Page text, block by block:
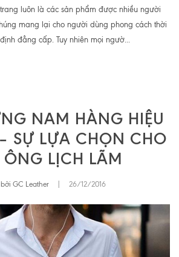
luôn là các sản phẩm được nhiều người
mang lại cho người dùng phong cách thời
đẳng cấp. Tuy nhiên mọi ngườ...
NAM HÀNG HIỆU
SỰ LỰA CHỌN CHO
ÔNG LỊCH LÃM
GC Leather 26/12/2016